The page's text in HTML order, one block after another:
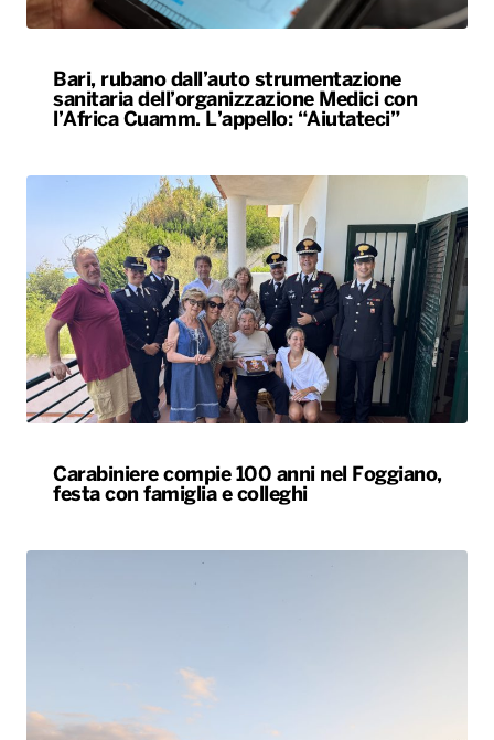
Bari, rubano dall’auto strumentazione
sanitaria dell’organizzazione Medici con
l’Africa Cuamm. L’appello: “Aiutateci”
Carabiniere compie 100 anni nel Foggiano,
festa con famiglia e colleghi